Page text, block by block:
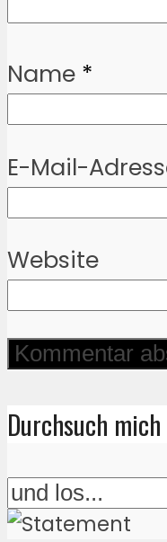
Name *
E-Mail-
Website
Durchsuch mich